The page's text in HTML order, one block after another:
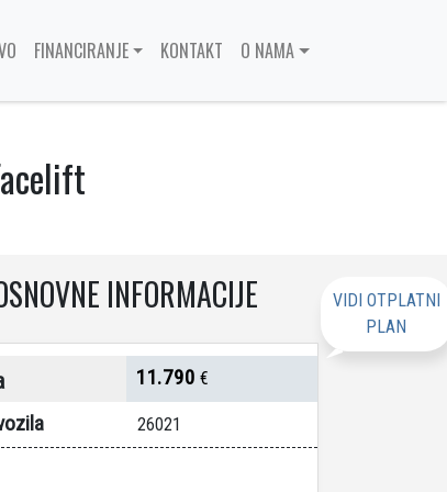
FINANCIRANJE KONTAKT O NAMA
INFORMACIJE
11.790 €
VIDI OTPLATNI
PLAN
26021